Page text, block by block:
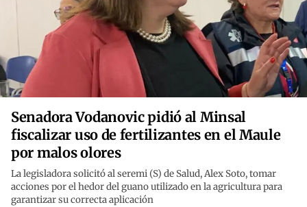
Senadora Vodanovic pidió al Minsal
fiscalizar uso de fertilizantes en el Maule
por malos olores
La legisladora solicitó al seremi (S) de Salud, Alex Soto, tomar
acciones por el hedor del guano utilizado en la agricultura para
garantizar su correcta aplicación